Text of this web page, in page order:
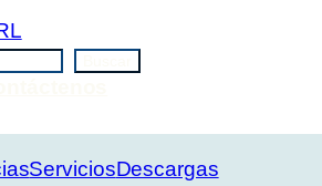
ServiciosDescargas